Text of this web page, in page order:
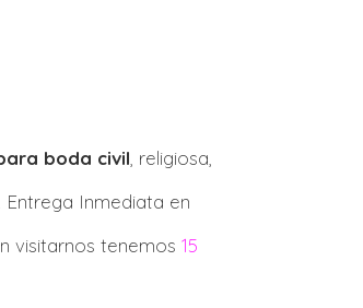
boda civil , religiosa,
. Entrega Inmediata en
visitarnos tenemos 15